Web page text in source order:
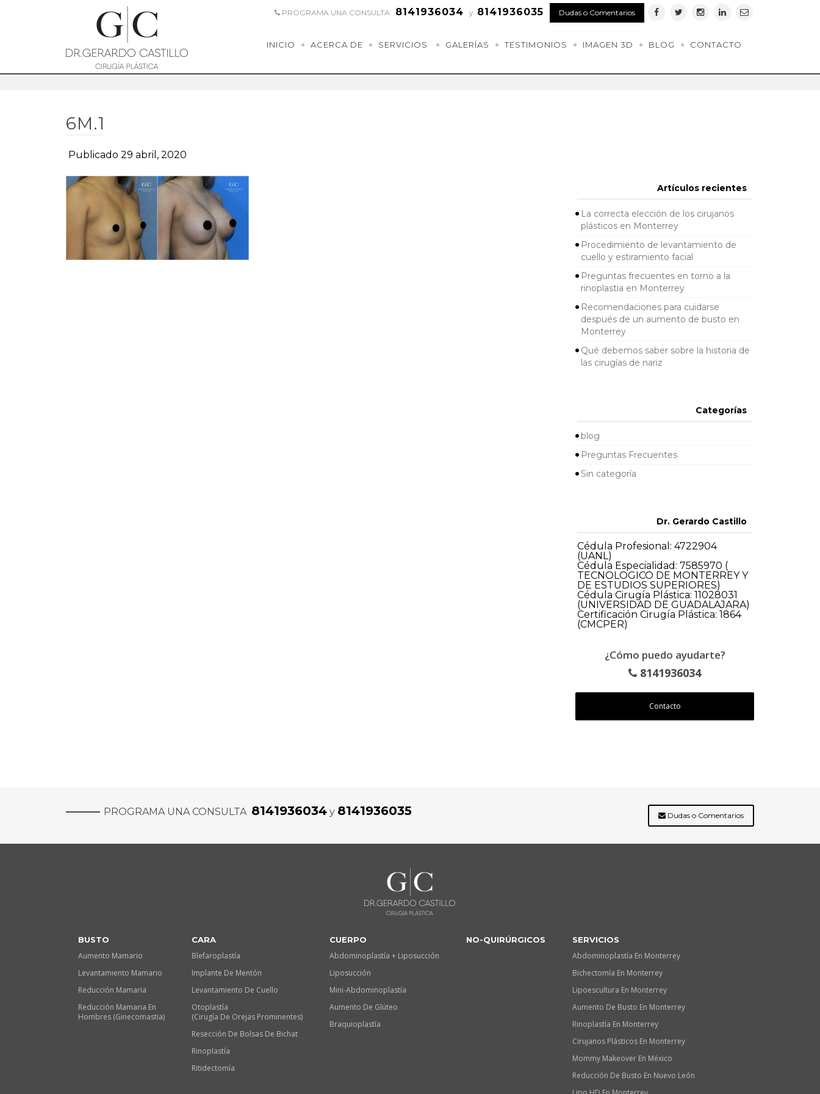
PROGRAMA UNA CONSULTA 8141936034 y 8141936035 Dudas o Comentarios
INICIO ACERCA DE SERVICIOS GALERÍAS TESTIMONIOS IMAGEN 3D BLOG CONTACTO
6M.1
Publicado 29 abril, 2020
Artículos recientes
La correcta elección de los cirujanos
plásticos en Monterrey
Procedimiento de levantamiento de
cuello y estiramiento facial
Preguntas frecuentes en torno a la
rinoplastia en Monterrey
Recomendaciones para cuidarse
después de un aumento de busto en
Monterrey
Qué debemos saber sobre la historia de
las cirugías de nariz
Categorías
blog
Preguntas Frecuentes
Sin categoría
Dr. Gerardo Castillo
Cédula Profesional: 4722904
(UANL)
Cédula Especialidad: 7585970 (
TECNOLOGICO DE MONTERREY Y
DE ESTUDIOS SUPERIORES)
Cédula Cirugía Plástica: 11028031
(UNIVERSIDAD DE GUADALAJARA)
Certificación Cirugía Plástica: 1864
(CMCPER)
¿Cómo puedo ayudarte?
8141936034
Contacto
PROGRAMA UNA CONSULTA 8141936034 y 8141936035 Dudas o Comentarios
BUSTO
Aumento Mamario
Levantamiento Mamario
Reducción Mamaria
Reducción Mamaria En
Hombres (Ginecomastia)
CARA
Blefaroplastía
Implante De Mentón
Levantamiento De Cuello
Otoplastía
(Cirugía De Orejas Prominentes)
Resección De Bolsas De Bichat
Rinoplastía
Ritidectomía
CUERPO
Abdominoplastía + Liposucción
Liposucción
Mini-Abdominoplastía
Aumento De Glúteo
Braquioplastía
NO-QUIRÚRGICOS SERVICIOS
Abdominoplastía En Monterrey
Bichectomía En Monterrey
Lipoescultura En Monterrey
Aumento De Busto En Monterrey
Rinoplastía En Monterrey
Cirujanos Plásticos En Monterrey
Mommy Makeover En México
Reducción De Busto En Nuevo León